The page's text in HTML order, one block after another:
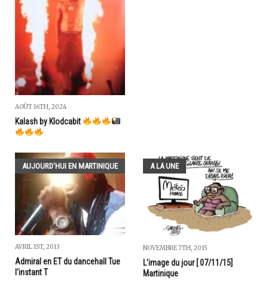
AOÛT 16TH, 2024
Kalash by Klodcabit
AUJOURD'HUI EN MARTINIQUE
AVRIL 1ST, 2013
Admiral en ET du dancehall Tue
l'instant T
A LA UNE
NOVEMBRE 7TH, 2015
L'image du jour [ 07/11/15]
Martinique